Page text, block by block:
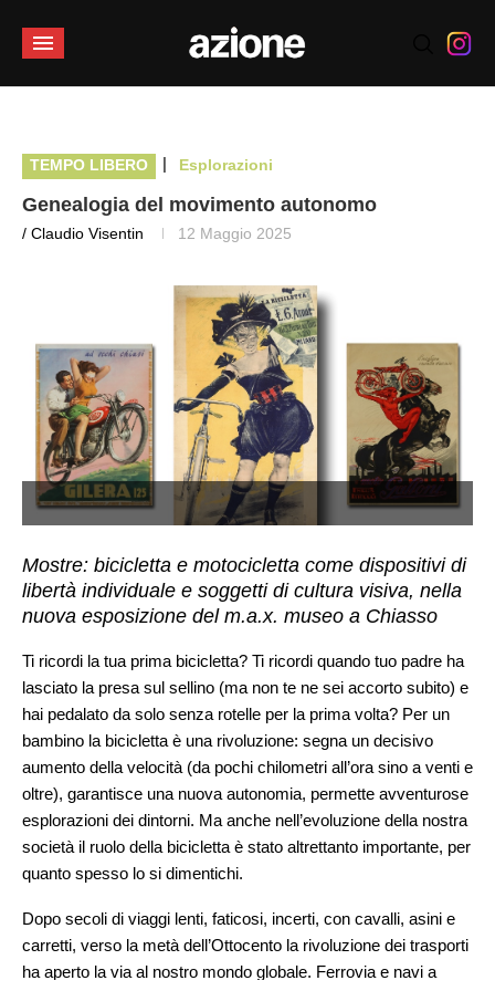
TEMPO LIBERO | Esplorazioni
Genealogia del movimento autonomo
/ Claudio Visentin 12 Maggio 2025
Mostre: bicicletta e motocicletta come dispositivi di
libertà individuale e soggetti di cultura visiva, nella
nuova esposizione del m.a.x. museo a Chiasso
Ti ricordi la tua prima bicicletta? Ti ricordi quando tuo padre ha
lasciato la presa sul sellino (ma non te ne sei accorto subito) e
hai pedalato da solo senza rotelle per la prima volta? Per un
bambino la bicicletta è una rivoluzione: segna un decisivo
aumento della velocità (da pochi chilometri all’ora sino a venti e
oltre), garantisce una nuova autonomia, permette avventurose
esplorazioni dei dintorni. Ma anche nell’evoluzione della nostra
società il ruolo della bicicletta è stato altrettanto importante, per
quanto spesso lo si dimentichi.
Dopo secoli di viaggi lenti, faticosi, incerti, con cavalli, asini e
carretti, verso la metà dell’Ottocento la rivoluzione dei trasporti
ha aperto la via al nostro mondo globale. Ferrovia e navi a